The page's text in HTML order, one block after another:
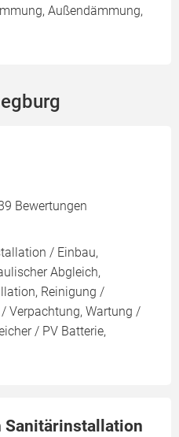
Außendämmung,
Bewertungen
/ Einbau,
Abgleich,
Reinigung /
Verpachtung, Wartung /
/ PV Batterie,
Sanitärinstallation